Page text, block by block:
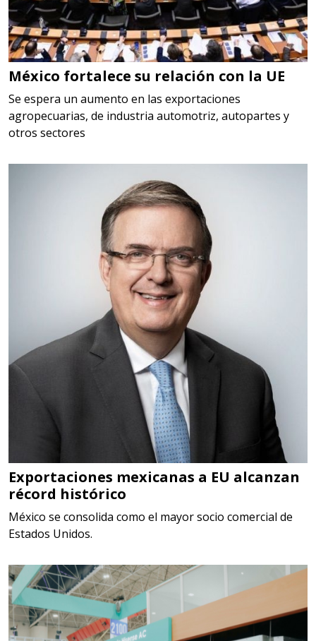
LOGÍSTICA
Especificaciones:
cualquiera
Aplicar al Requerimiento
Empresa en Querétaro
Requiere:
HERRAMIENTAS DE CORTE
Especificaciones:
HSS, CON RECUBRIMIENTO,
CARBURO, RIMAS, ENDMILLS,
BROCAS, LIMAS, ETC
Aplicar al Requerimiento
Empresa en Querétaro
HERRAMIENTAS DE TORQUE
TORQUE CONTROLADO,
MECANICOS, ELECTRONICOS,
DIGITALES, MULTIPLICADORES,
PARA PUNTAS,
Aplicar al Requerimiento
Empresa en Estado de México
Requiere:
SCRAP
México fortalece su relación con la UE
Se espera un aumento en las exportaciones
agropecuarias, de industria automotriz, autopartes y
otros sectores
Exportaciones mexicanas a EU alcanzan
récord histórico
México se consolida como el mayor socio comercial de
Estados Unidos.